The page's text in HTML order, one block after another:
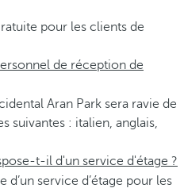
pour les clients de
de réception de
Aran Park sera ravie de
suivantes : italien, anglais,
t-il d'un service d'étage ?
d’un service d’étage pour les